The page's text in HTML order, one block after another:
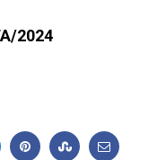
2024